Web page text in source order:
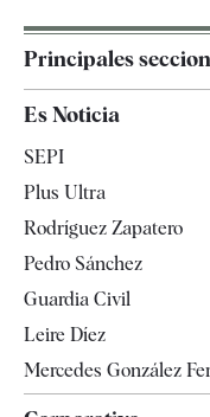
Principales
España
Televisión
Es Noticia
SEPI
Plus Ultra
Rodríguez Zapatero
Pedro Sánchez
Guardia Civil
Leire Díez
Mercedes González